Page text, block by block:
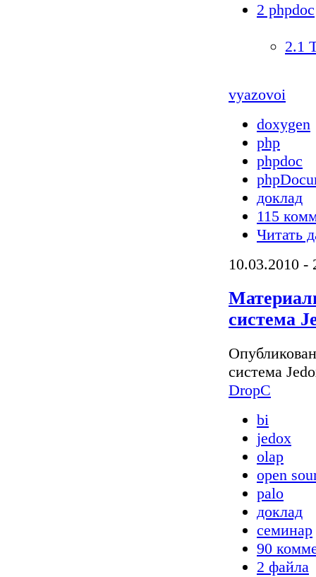
2 phpdoc
2.1
vyazovoi
doxygen
php
phpdoc
доклад
115
Читать
10.03.2010 -
система
система
DropC
bi
jedox
olap
open
palo
доклад
семинар
90
2 файла